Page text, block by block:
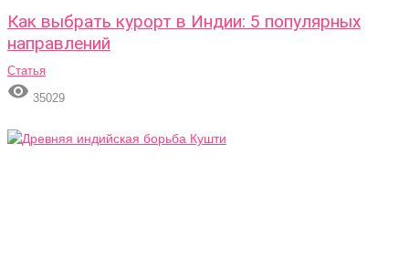
Как выбрать курорт в Индии: 5 популярных
направлений
Статья
 35029